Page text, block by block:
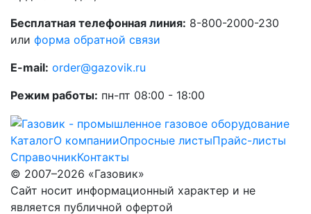
Бесплатная телефонная линия: 8-800-2000-230
или форма обратной связи
E-mail: order@gazovik.ru
Режим работы: пн-пт 08:00 - 18:00
КаталогО компанииОпросные листыПрайс-листы
СправочникКонтакты
© 2007–2026 «Газовик»
Сайт носит информационный характер и не
является публичной офертой